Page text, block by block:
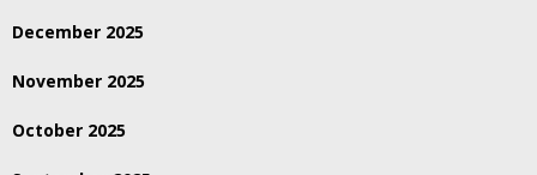
December 2025
November 2025
October 2025